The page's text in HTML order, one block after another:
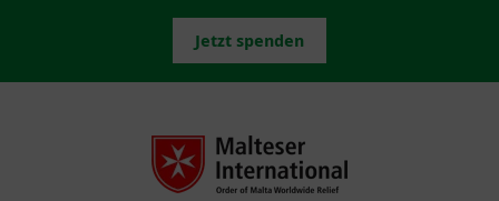
Jetzt spenden